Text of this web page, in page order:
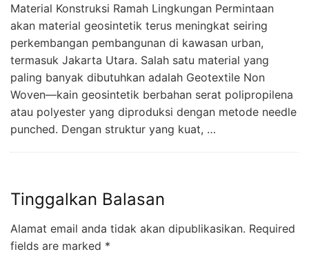
Material Konstruksi Ramah Lingkungan Permintaan
akan material geosintetik terus meningkat seiring
perkembangan pembangunan di kawasan urban,
termasuk Jakarta Utara. Salah satu material yang
paling banyak dibutuhkan adalah Geotextile Non
Woven—kain geosintetik berbahan serat polipropilena
atau polyester yang diproduksi dengan metode needle
punched. Dengan struktur yang kuat, …
Tinggalkan Balasan
Alamat email anda tidak akan dipublikasikan. Required
fields are marked *